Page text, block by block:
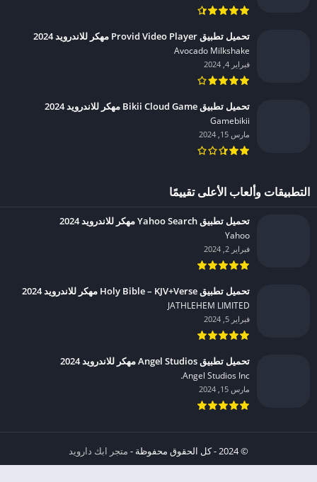
تحميل تطبيق Provid Video Player مهكر للاندرويد 2024
Avocado Milkshake‏
فبراير 4, 2024
تحميل تطبيق Bikii Cloud Game مهكر للاندرويد 2024
Gamebikii‏
مارس 15, 2024
التطبيقات وألعاب الأعلى تقييمًا
تحميل تطبيق Yahoo Search مهكر للاندرويد 2024
Yahoo‏
فبراير 2, 2024
تحميل تطبيق Holy Bible – KJV+Verse مهكر للاندرويد 2024
JATHLEHEM LIMITED‏
فبراير 5, 2024
تحميل تطبيق Angel Studios مهكر للاندرويد 2024
Angel Studios Inc.‏
مارس 15, 2024
© 2024 - كل الحقوق محفوظة -
متجر ابك دارويد